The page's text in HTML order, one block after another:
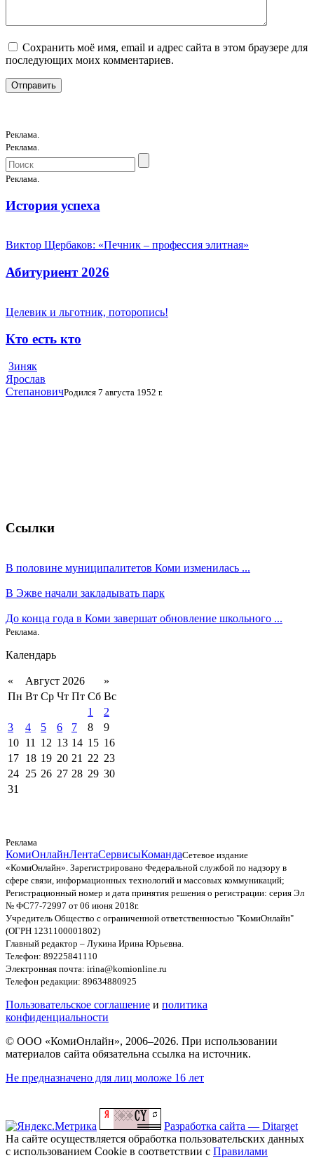
Сохранить моё имя, email и адрес сайта в этом браузере для
последующих моих комментариев.
Реклама.
Реклама.
Реклама.
История успеха
Виктор Щербаков: «Печник – профессия элитная»
Абитуриент 2026
Целевик и льготник, поторопись!
Кто есть кто
Зиняк
Ярослав
СтепановичРодился 7 августа 1952 г.
Ссылки
В половине муниципалитетов Коми изменилась ...
В Эжве начали закладывать парк
До конца года в Коми завершат обновление школьного ...
Реклама.
Календарь
« Август 2026
»
Пн Вт Ср Чт Пт Сб Вс
1
2
3
4 5 6 7 8
9
10 11 12 13 14 15 16
17 18 19 20 21 22 23
24 25 26 27 28 29 30
31
Реклама
КомиОнлайнЛентаСервисыКомандаСетевое издание
«КомиОнлайн». Зарегистрировано Федеральной службой по надзору в
сфере связи, информационных технологий и массовых коммуникаций;
Регистрационный номер и дата принятия решения о регистрации: серия Эл
№ ФС77-72997 от 06 июня 2018г.
Учредитель Общество с ограниченной ответственностью "КомиОнлайн"
(ОГРН 1231100001802)
Главный редактор – Лукина Ирина Юрьевна.
Телефон: 89225841110
Электронная почта: irina@komionline.ru
Телефон редакции: 89634880925
Пользовательское соглашение и политика
конфиденциальности
© ООО «КомиОнлайн», 2006–2026. При использовании
материалов сайта обязательна ссылка на источник.
Не предназначено для лиц моложе 16 лет
Разработка сайта — Ditarget
На сайте осуществляется обработка пользовательских данных
с использованием Cookie в соответствии с Правилами